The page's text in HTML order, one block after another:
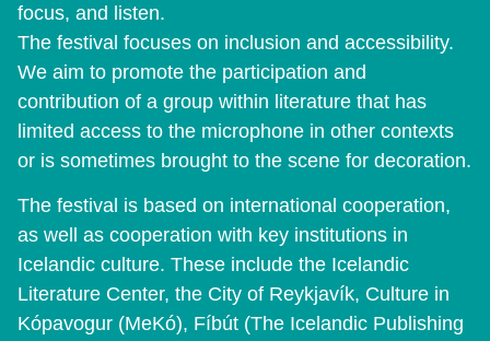
focus, and listen.
The festival focuses on inclusion and accessibility.
We aim to promote the participation and
contribution of a group within literature that has
limited access to the microphone in other contexts
or is sometimes brought to the scene for decoration.
The festival is based on international cooperation,
as well as cooperation with key institutions in
Icelandic culture. These include the Icelandic
Literature Center, the City of Reykjavík, Culture in
Kópavogur (MeKó), Fíbút (The Icelandic Publishing